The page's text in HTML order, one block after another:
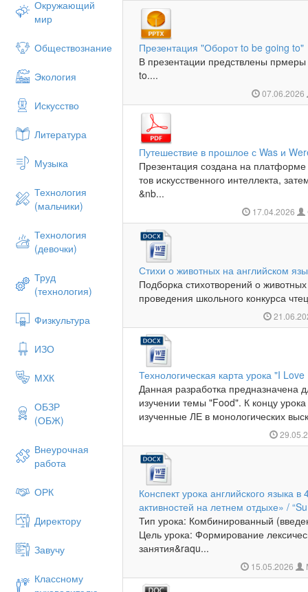
Окружающий
мир
Обществознание
Экология
Искусство
Литература
Музыка
Технология
(мальчики)
Технология
(девочки)
Труд
(технология)
Физкультура
ИЗО
МХК
ОБЗР
(ОБЖ)
Внеурочная
работа
ОРК
Директору
Завучу
Классному
Презентация "Оборот to be going to"
В презентации предствлены
to....
07.06.2026
Путешествие в прошлое с Was и
Презентация создана на
тов искусственного интеллекта,
&nb...
17.04.2026
Стихи о животных на английском
Подборка стихотворений о
проведения школьного конкурса
Технологическая карта урока "I
Данная разработка предназначена
изучении темы "Food". К концу
изученные ЛЕ в монологических
Конспект урока английского языка
активностей на летнем отдыхе» /
Тип урока: Комбинированный
Цель урока: Формирование
занятия&raqu...
15.05.2026